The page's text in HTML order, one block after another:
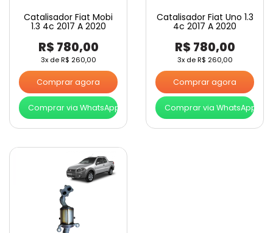
Catalisador Fiat Mobi
1.3 4c 2017 A 2020
R$ 780,00
3x deR$ 260,00
Comprar agora
Comprar via WhatsApp
Catalisador Fiat Uno 1.3
4c 2017 A 2020
R$ 780,00
3x deR$ 260,00
Comprar agora
Comprar via WhatsApp